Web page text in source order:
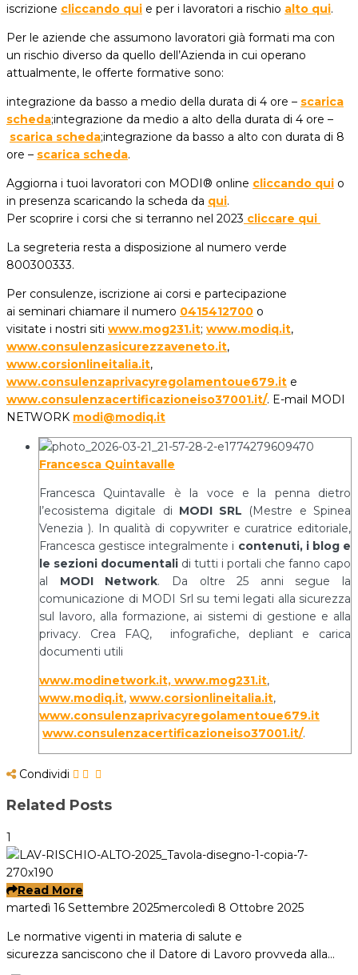
iscrizione cliccando qui e per i lavoratori a rischio alto qui.
Per le aziende che assumono lavoratori già formati ma con
un rischio diverso da quello dell’Azienda in cui operano
attualmente, le offerte formative sono:
integrazione da basso a medio della durata di 4 ore – scarica
scheda;integrazione da medio a alto della durata di 4 ore –
scarica scheda;integrazione da basso a alto con durata di 8
ore – scarica scheda.
Aggiorna i tuoi lavoratori con MODI® online cliccando qui o
in presenza scaricando la scheda da qui.
Per scoprire i corsi che si terranno nel 2023 cliccare qui
La segreteria resta a disposizione al numero verde
800300333.
Per consulenze, iscrizione ai corsi e partecipazione
ai seminari chiamare il numero 0415412700 o
visitate i nostri siti www.mog231.it; www.modiq.it,
www.consulenzasicurezzaveneto.it,
www.corsionlineitalia.it,
www.consulenzaprivacyregolamentoue679.it e
www.consulenzacertificazioneiso37001.it/. E-mail MODI
NETWORK modi@modiq.it
Francesca Quintavalle
Francesca Quintavalle è la voce e la penna dietro
l’ecosistema digitale di MODI SRL (Mestre e Spinea
Venezia ). In qualità di copywriter e curatrice editoriale,
Francesca gestisce integralmente i contenuti, i blog e
le sezioni documentali di tutti i portali che fanno capo
al MODI Network. Da oltre 25 anni segue la
comunicazione di MODI Srl su temi legati alla sicurezza
sul lavoro, alla formazione, ai sistemi di gestione e alla
privacy. Crea FAQ, infografiche, depliant e carica
documenti utili
www.modinetwork.it, www.mog231.it,
www.modiq.it, www.corsionlineitalia.it,
www.consulenzaprivacyregolamentoue679.it
www.consulenzacertificazioneiso37001.it/.
Condividi
Related Posts
1
Read More
martedì 16 Settembre 2025mercoledì 8 Ottobre 2025
Le normative vigenti in materia di salute e
sicurezza sanciscono che il Datore di Lavoro provveda alla…